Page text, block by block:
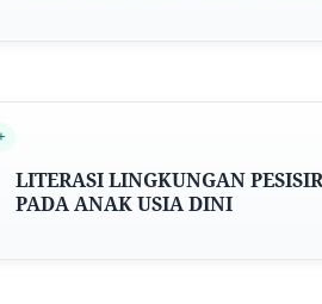
LITERASI LINGKUNGAN
PADA ANAK USIA DINI